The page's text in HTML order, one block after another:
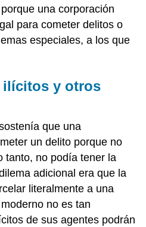
una corporación
para cometer delitos o
especiales, a los que
y otros
que una
un delito porque no
tanto, no podía tener la
adicional era que la
literalmente a una
no es tan
de sus agentes podrán